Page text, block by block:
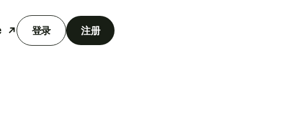
登录 注册